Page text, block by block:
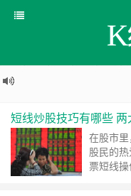
短线炒股技巧有哪些
在股市
股民的
票短线